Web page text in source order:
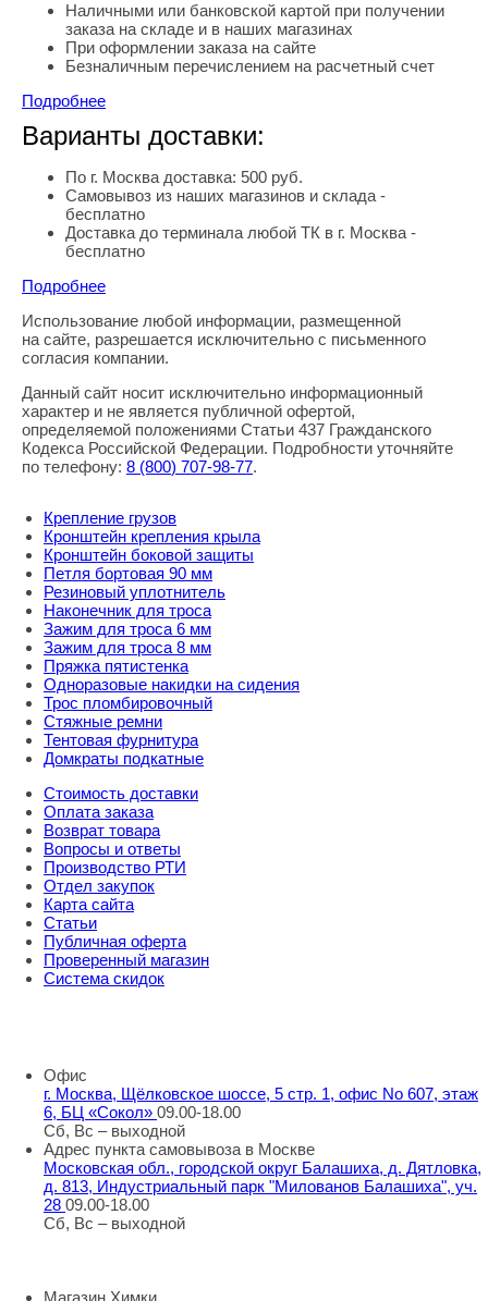
Наличными или банковской картой при получении
заказа на складе и в наших магазинах
При оформлении заказа на сайте
Безналичным перечислением на расчетный счет
Подробнее
Варианты доставки:
По г. Москва доставка: 500 руб.
Самовывоз из наших магазинов и склада -
бесплатно
Доставка до терминала любой ТК в г. Москва -
бесплатно
Подробнее
Правовая информация
Использование любой информации, размещенной
на сайте, разрешается исключительно с письменного
согласия компании.
Данный сайт носит исключительно информационный
характер и не является публичной офертой,
определяемой положениями Статьи 437 Гражданского
Кодекса Российской Федерации. Подробности уточняйте
по телефону: 8 (800) 707-98-77.
Крепление грузов
Кронштейн крепления крыла
Кронштейн боковой защиты
Петля бортовая 90 мм
Резиновый уплотнитель
Наконечник для троса
Зажим для троса 6 мм
Зажим для троса 8 мм
Пряжка пятистенка
Одноразовые накидки на сидения
Трос пломбировочный
Стяжные ремни
Тентовая фурнитура
Домкраты подкатные
Стоимость доставки
Оплата заказа
Возврат товара
Вопросы и ответы
Производство РТИ
Отдел закупок
Карта сайта
Статьи
Публичная оферта
Проверенный магазин
Система скидок
Офис
г. Москва, Щёлковское шоссе, 5 стр. 1, офис No 607, этаж
6, БЦ «Сокол» 09.00-18.00
Сб, Вс – выходной
Адрес пункта самовывоза в Москве
Московская обл., городской округ Балашиха, д. Дятловка,
д. 813, Индустриальный парк "Милованов Балашиха", уч.
28 09.00-18.00
Сб, Вс – выходной